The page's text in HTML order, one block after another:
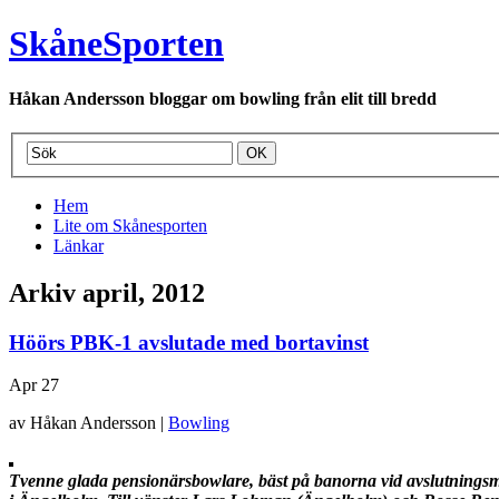
SkåneSporten
Håkan Andersson bloggar om bowling från elit till bredd
Hem
Lite om Skånesporten
Länkar
Arkiv april, 2012
Höörs PBK-1 avslutade med bortavinst
Apr 27
av Håkan Andersson | Bowling
Tvenne glada pensionärsbowlare, bäst på banorna vid